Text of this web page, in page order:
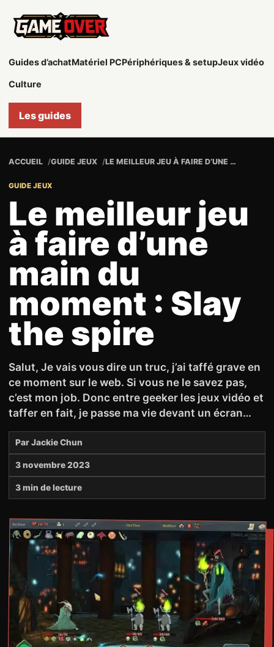
Game
Guides d’achatMatériel PCPériphériques & setupJeux vidéo
Culture
Les guides
ACCUEIL GUIDE JEUX LE MEILLEUR JEU À FAIRE D’UNE MAIN DU MOMENT : SLAY THE SPIRE
GUIDE JEUX
Le meilleur jeu
à faire d’une
main du
moment : Slay
the spire
Salut, Je vais vous dire un truc, j’ai taffé grave en
ce moment sur le web. Si vous ne le savez pas,
c’est mon job. Donc entre geeker les jeux vidéo et
taffer en fait, je passe ma vie devant un écran…
ParJackie Chun
3 novembre 2023
3 min de lecture